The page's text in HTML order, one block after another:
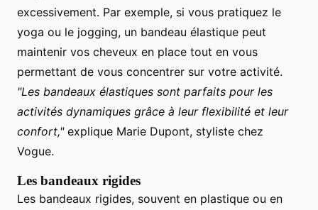
excessivement. Par exemple, si vous pratiquez le
yoga ou le jogging, un bandeau élastique peut
maintenir vos cheveux en place tout en vous
permettant de vous concentrer sur votre activité.
"Les bandeaux élastiques sont parfaits pour les
activités dynamiques grâce à leur flexibilité et leur
confort,"explique Marie Dupont, styliste chez
Vogue.
Les bandeaux rigides
Les bandeaux rigides, souvent en plastique ou en